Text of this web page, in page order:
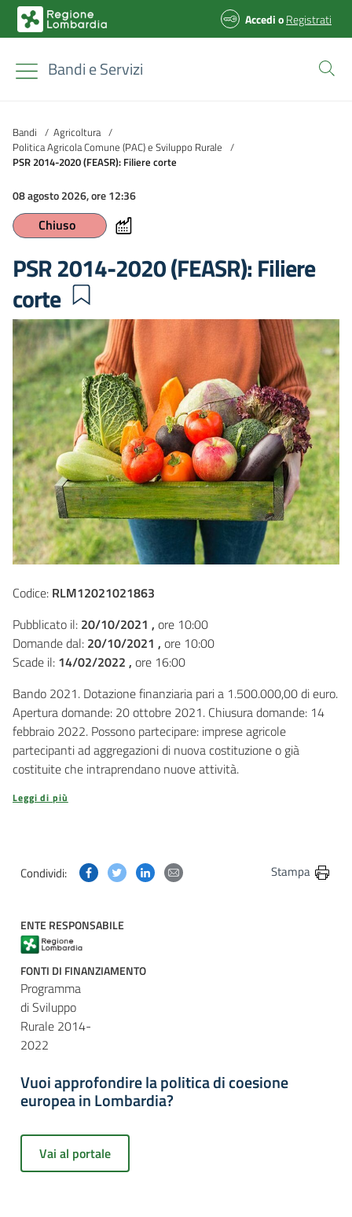
AccedioRegistrati
Bandi e Servizi
Bandi / Agricoltura /
Politica Agricola Comune (PAC) e Sviluppo Rurale /
PSR 2014-2020 (FEASR): Filiere corte
08 agosto 2026, ore 12:36
Chiuso
PSR 2014-2020 (FEASR): Filiere
corte
Codice: RLM12021021863
Pubblicato il: 20/10/2021 , ore 10:00
Domande dal: 20/10/2021 , ore 10:00
Scade il: 14/02/2022 , ore 16:00
Bando 2021. Dotazione finanziaria pari a 1.500.000,00 di euro.
Apertura domande: 20 ottobre 2021. Chiusura domande: 14
febbraio 2022. Possono partecipare: imprese agricole
partecipanti ad aggregazioni di nuova costituzione o già
costituite che intraprendano nuove attività.
Leggi di più
Condividi: Condividi questa pagina su Facebook
Condividi questa pagina su Twitter
Condividi questa pagina su Linkedin
Condividi questa pagina via
Stampa
ENTE RESPONSABILE
FONTI DI FINANZIAMENTO
Programma
di Sviluppo
Rurale 2014-
2022
Vuoi approfondire la politica di coesione
europea in Lombardia?
Vai al portale